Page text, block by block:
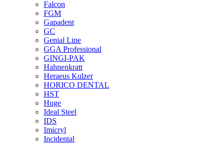
Falcon
FGM
Gapadent
GC
Genial Line
GGA Professional
GINGI-PAK
Hahnenkratt
Heraeus Kulzer
HORICO DENTAL
HST
Huge
Ideal Steel
IDS
Imicryl
Incidental